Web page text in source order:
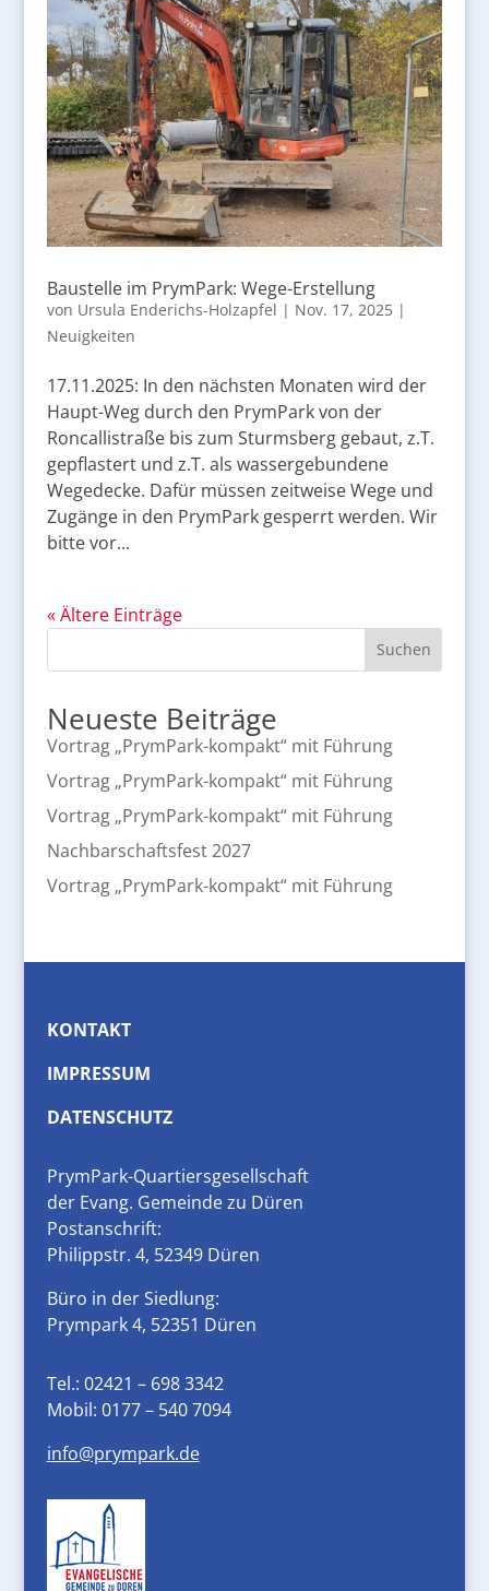
Baustelle im PrymPark: Wege-Erstellung
von Ursula Enderichs-Holzapfel | Nov. 17, 2025|
Neuigkeiten
17.11.2025: In den nächsten Monaten wird der
Haupt-Weg durch den PrymPark von der
Roncallistraße bis zum Sturmsberg gebaut, z.T.
gepflastert und z.T. als wassergebundene
Wegedecke. Dafür müssen zeitweise Wege und
Zugänge in den PrymPark gesperrt werden. Wir
bitte vor...
« Ältere Einträge
Suchen
Neueste Beiträge
Vortrag „PrymPark-kompakt“ mit Führung
Vortrag „PrymPark-kompakt“ mit Führung
Vortrag „PrymPark-kompakt“ mit Führung
Nachbarschaftsfest 2027
Vortrag „PrymPark-kompakt“ mit Führung
KONTAKT
IMPRESSUM
DATENSCHUTZ
PrymPark-Quartiersgesellschaft
der Evang. Gemeinde zu Düren
Postanschrift:
Philippstr. 4, 52349 Düren
Büro in der Siedlung:
Prympark 4, 52351 Düren
Tel.: 02421 – 698 3342
Mobil: 0177 – 540 7094
info@prympark.de